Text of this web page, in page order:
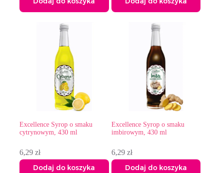
Excellence Syrop o smaku
cytrynowym, 430 ml
6,29 zł
Dodaj do koszyka
Excellence Syrop o smaku
imbirowym, 430 ml
6,29 zł
Dodaj do koszyka